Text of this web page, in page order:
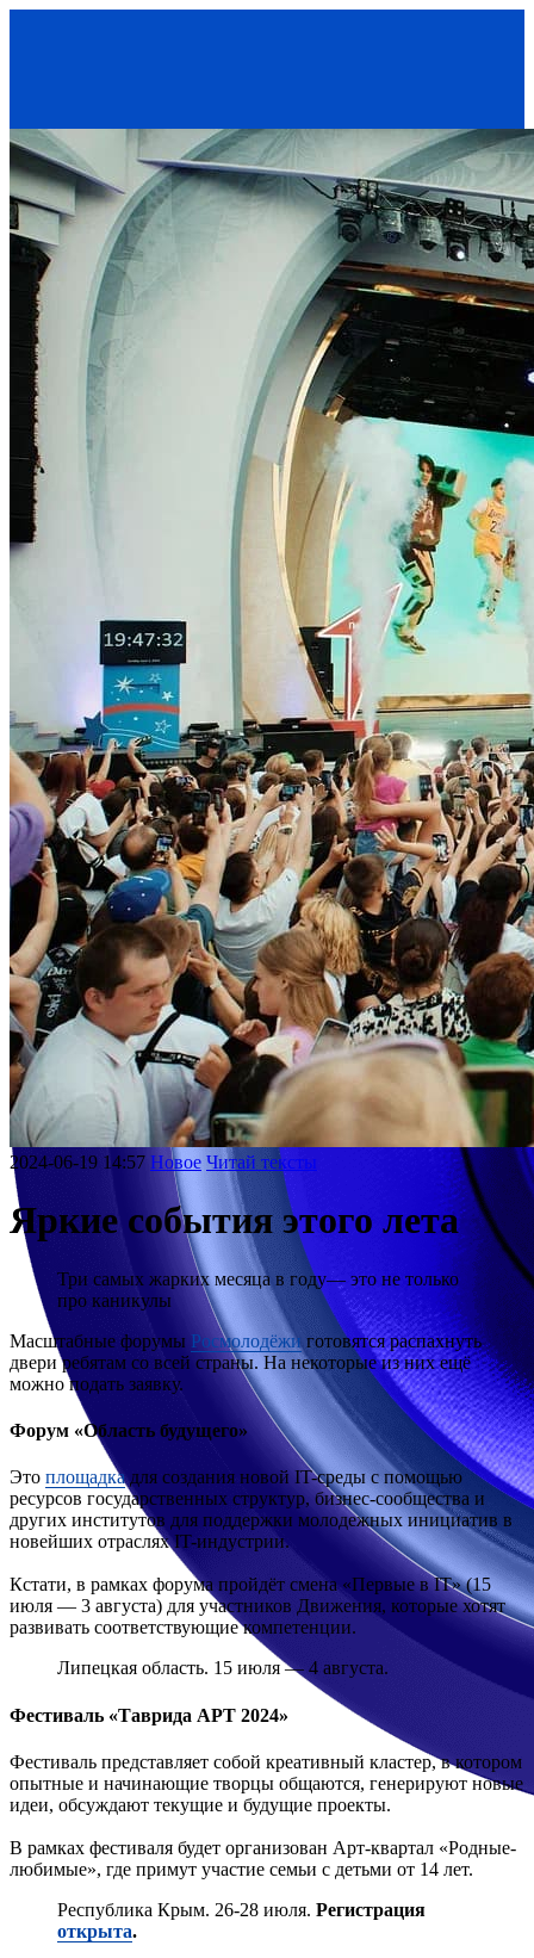
2024-06-19 14:57 Новое Читай тексты
Яркие события этого лета
Три самых жарких месяца в году— это не только
про каникулы
Масштабные форумы Росмолодёжи готовятся распахнуть
двери ребятам со всей страны. На некоторые из них ещё
можно подать заявку.
Форум «Область будущего»
Это площадкадля создания новой IT-среды с помощью
ресурсов государственных структур, бизнес-сообщества и
других институтов для поддержки молодежных инициатив в
новейших отраслях IT-индустрии.
Кстати, в рамках форума пройдёт смена «Первые в IT» (15
июля — 3 августа) для участников Движения, которые хотят
развивать соответствующие компетенции.
Липецкая область. 15 июля — 4 августа.
Фестиваль «Таврида АРТ 2024»
Фестиваль представляет собой креативный кластер, в котором
опытные и начинающие творцы общаются, генерируют новые
идеи, обсуждают текущие и будущие проекты.
В рамках фестиваля будет организован Арт-квартал «Родные-
любимые», где примут участие семьи с детьми от 14 лет.
Республика Крым. 26-28 июля. Регистрация
открыта.